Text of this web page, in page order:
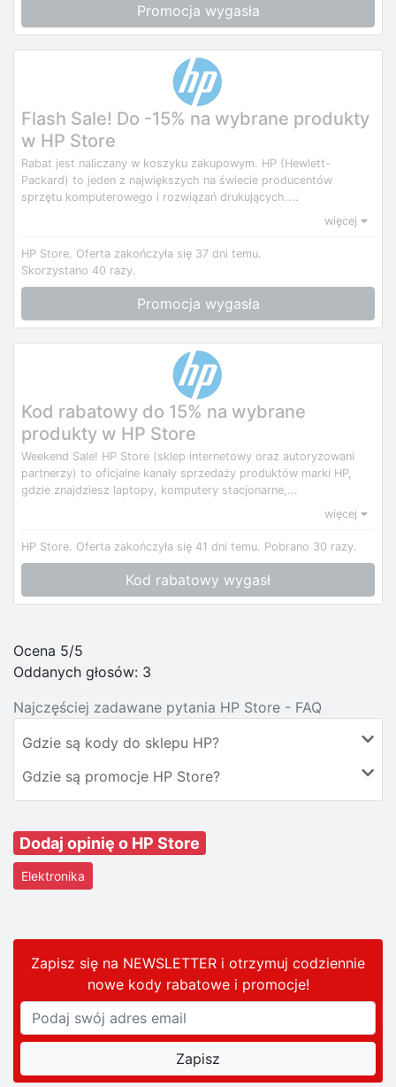
Promocja wygasła
Flash Sale! Do -15% na wybrane produkty
w HP Store
Rabat jest naliczany w koszyku zakupowym. HP (Hewlett-
Packard) to jeden z największych na świecie producentów
sprzętu komputerowego i rozwiązań drukujących....
więcej
HP Store. Oferta zakończyła się 37 dni temu.
Skorzystano 40 razy.
Promocja wygasła
Kod rabatowy do 15% na wybrane
produkty w HP Store
Weekend Sale! HP Store (sklep internetowy oraz autoryzowani
partnerzy) to oficjalne kanały sprzedaży produktów marki HP,
gdzie znajdziesz laptopy, komputery stacjonarne,...
więcej
HP Store. Oferta zakończyła się 41 dni temu. Pobrano 30 razy.
Kod rabatowy wygasł
Ocena 5/5
Oddanych głosów: 3
Najczęściej zadawane pytania HP Store - FAQ
Gdzie są kody do sklepu HP?
Gdzie są promocje HP Store?
Dodaj opinię o HP Store
Elektronika
Zapisz się na NEWSLETTER i otrzymuj codziennie
nowe kody rabatowei promocje!